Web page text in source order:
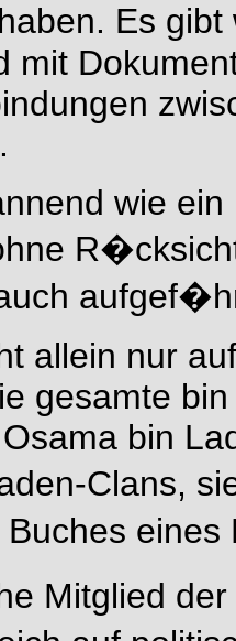
Es gibt
mit
wie
allein nur
gesamte
bin
Clans,
eines
Mitglied